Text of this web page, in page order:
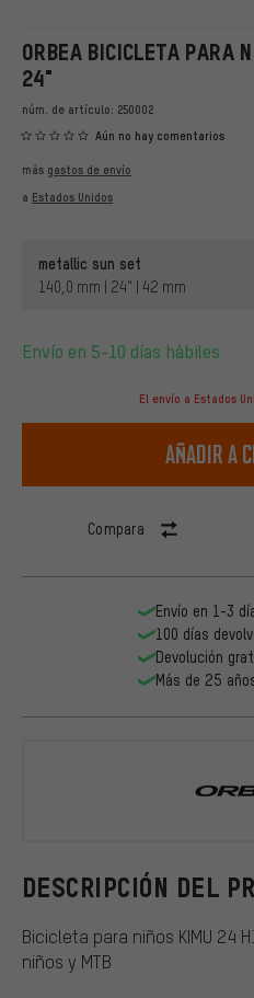
ORBEA BICICLETA PARA
24"
núm. de artículo: 250002
Aún no hay comentarios
más gastos de envío
a Estados Unidos
metallic sun set
140,0 mm | 24" | 42 mm
Envío en 5-10 días hábiles
El envío a Estados
Añadir a
Compara
DESCRIPCIÓN DEL
Bicicleta para niños KIMU 24
niños y MTB
Envío en 1-3
100 días
Devolución
Más de 25